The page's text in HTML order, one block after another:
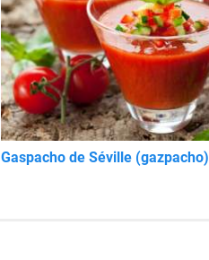
Gaspacho de Séville (gazpacho)